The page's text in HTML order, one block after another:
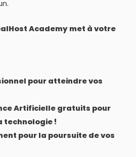
Academy met à votre
pour atteindre vos
Artificielle gratuits pour
technologie !
pour la poursuite de vos